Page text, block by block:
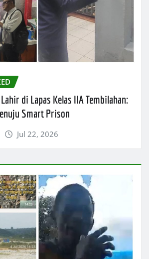
di Lapas Kelas IIA Tembilahan:
Smart Prison
Jul 22, 2026